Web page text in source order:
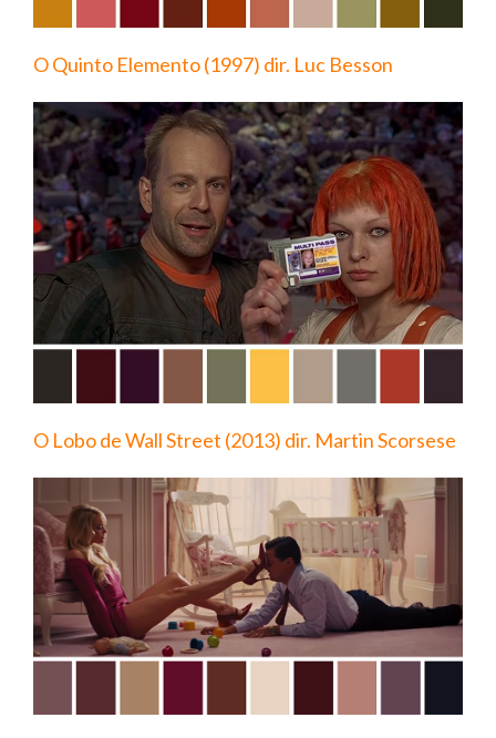
O Quinto Elemento (1997) dir. Luc Besson
O Lobo de Wall Street (2013) dir. Martin Scorsese